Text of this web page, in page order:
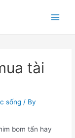
tài
sống / By
bom tấn hay